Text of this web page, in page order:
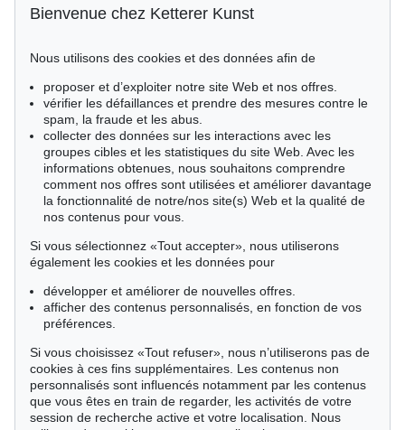
Duineser Elegien, 1923
Bienvenue chez Ketterer Kunst
Nous utilisons des cookies et des données afin de
proposer et d’exploiter notre site Web et nos offres.
vérifier les défaillances et prendre des mesures contre le
spam, la fraude et les abus.
collecter des données sur les interactions avec les
groupes cibles et les statistiques du site Web. Avec les
informations obtenues, nous souhaitons comprendre
comment nos offres sont utilisées et améliorer davantage
la fonctionnalité de notre/nos site(s) Web et la qualité de
nos contenus pour vous.
Si vous sélectionnez «Tout accepter», nous utiliserons
également les cookies et les données pour
développer et améliorer de nouvelles offres.
afficher des contenus personnalisés, en fonction de vos
préférences.
Si vous choisissez «Tout refuser», nous n’utiliserons pas de
cookies à ces fins supplémentaires. Les contenus non
personnalisés sont influencés notamment par les contenus
que vous êtes en train de regarder, les activités de votre
session de recherche active et votre localisation. Nous